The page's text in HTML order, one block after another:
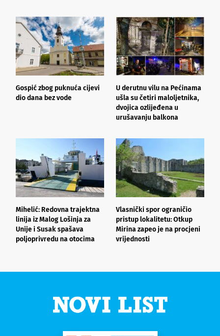
Gospić zbog puknuća cijevi
dio dana bez vode
U derutnu vilu na Pećinama
ušla su četiri maloljetnika,
dvojica ozlijeđena u
urušavanju balkona
Mihelić: Redovna trajektna
linija iz Malog Lošinja za
Unije i Susak spašava
poljoprivredu na otocima
Vlasnički spor ograničio
pristup lokalitetu: Otkup
Mirina zapeo je na procjeni
vrijednosti